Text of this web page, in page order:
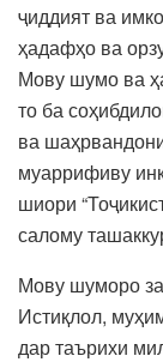
ҷиддият ва
ҳадафҳо ва
Мову шумо ва
то ба
ва
муаррифиву
шиори
салому
Мову шуморо
Истиқлол,
дар таърихи